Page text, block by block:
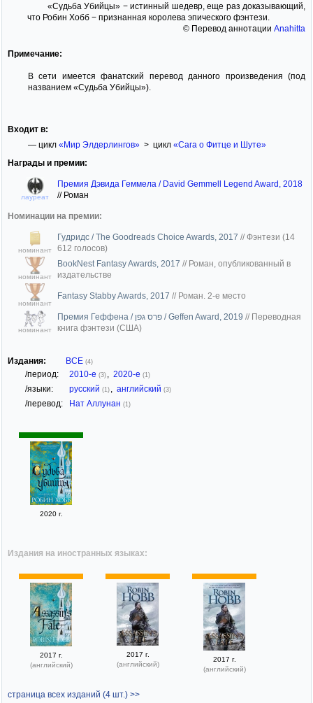
«Судьба Убийцы» − истинный шедевр, еще раз доказывающий,
что Робин Хобб − признанная королева эпического фэнтези.
© Перевод аннотации Anahitta
Примечание:
В сети имеется фанатский перевод данного произведения (под
названием «Судьба Убийцы»).
Входит в:
— цикл «Мир Элдерлингов»> цикл «Сага о Фитце и Шуте»
Награды и премии:
лауреат
Премия Дэвида Геммела / David Gemmell Legend Award, 2018
// Роман
Номинации на премии:
номинант
Гудридс / The Goodreads Choice Awards, 2017 //Фэнтези (14
612 голосов)
номинант
BookNest Fantasy Awards, 2017 // Роман, опубликованный в
издательстве
номинант
Fantasy Stabby Awards, 2017 // Роман. 2-е место
номинант
Премия Геффена / פרס גפן / Geffen Award, 2019 // Переводная
книга фэнтези (США)
Издания: ВСЕ (4)
/период: 2010-е (3) 2020-е (1)
/языки: русский (1) английский (3)
/перевод: Нат Аллунан (1)
2020 г.
Издания на иностранных языках:
2017 г.
(английский)
2017 г.
(английский)
2017 г.
(английский)
страница всех изданий (4 шт.) >>